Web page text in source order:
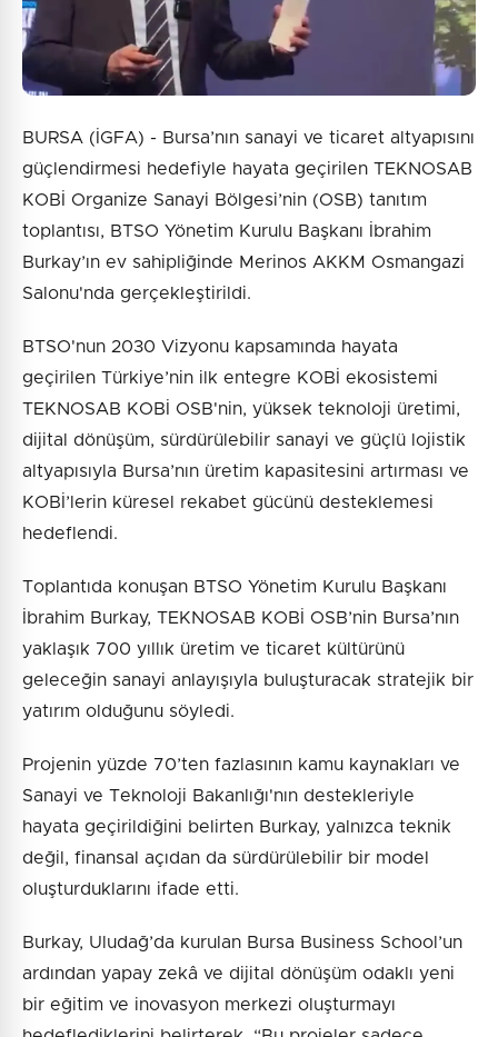
BURSA (İGFA) - Bursa’nın sanayi ve ticaret altyapısını
güçlendirmesi hedefiyle hayata geçirilen TEKNOSAB
KOBİ Organize Sanayi Bölgesi’nin (OSB) tanıtım
toplantısı, BTSO Yönetim Kurulu Başkanı İbrahim
Burkay’ın ev sahipliğinde Merinos AKKM Osmangazi
Salonu'nda gerçekleştirildi.
BTSO'nun 2030 Vizyonu kapsamında hayata
geçirilen Türkiye’nin ilk entegre KOBİ ekosistemi
TEKNOSAB KOBİ OSB'nin, yüksek teknoloji üretimi,
dijital dönüşüm, sürdürülebilir sanayi ve güçlü lojistik
altyapısıyla Bursa’nın üretim kapasitesini artırması ve
KOBİ’lerin küresel rekabet gücünü desteklemesi
hedeflendi.
Toplantıda konuşan BTSO Yönetim Kurulu Başkanı
İbrahim Burkay, TEKNOSAB KOBİ OSB’nin Bursa’nın
yaklaşık 700 yıllık üretim ve ticaret kültürünü
geleceğin sanayi anlayışıyla buluşturacak stratejik bir
yatırım olduğunu söyledi.
Projenin yüzde 70’ten fazlasının kamu kaynakları ve
Sanayi ve Teknoloji Bakanlığı'nın destekleriyle
hayata geçirildiğini belirten Burkay, yalnızca teknik
değil, finansal açıdan da sürdürülebilir bir model
oluşturduklarını ifade etti.
Burkay, Uludağ’da kurulan Bursa Business School’un
ardından yapay zekâ ve dijital dönüşüm odaklı yeni
bir eğitim ve inovasyon merkezi oluşturmayı